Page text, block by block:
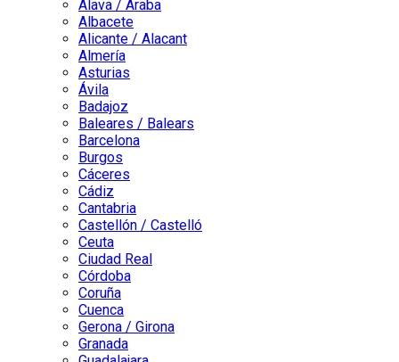
Alava / Araba
Albacete
Alicante / Alacant
Almería
Asturias
Ávila
Badajoz
Baleares / Balears
Barcelona
Burgos
Cáceres
Cádiz
Cantabria
Castellón / Castelló
Ceuta
Ciudad Real
Córdoba
Coruña
Cuenca
Gerona / Girona
Granada